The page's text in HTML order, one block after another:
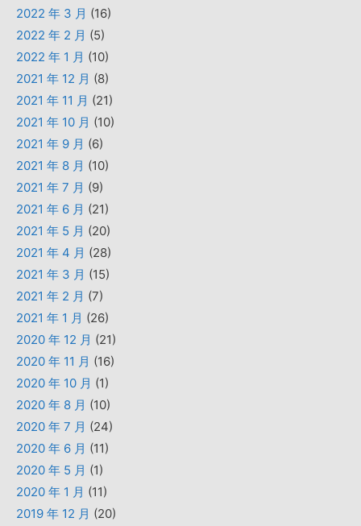
2022 年 3 月 (16)
2022 年 2 月 (5)
2022 年 1 月 (10)
2021 年 12 月 (8)
2021 年 11 月 (21)
2021 年 10 月 (10)
2021 年 9 月 (6)
2021 年 8 月 (10)
2021 年 7 月 (9)
2021 年 6 月 (21)
2021 年 5 月 (20)
2021 年 4 月 (28)
2021 年 3 月 (15)
2021 年 2 月 (7)
2021 年 1 月 (26)
2020 年 12 月 (21)
2020 年 11 月 (16)
2020 年 10 月 (1)
2020 年 8 月 (10)
2020 年 7 月 (24)
2020 年 6 月 (11)
2020 年 5 月 (1)
2020 年 1 月 (11)
2019 年 12 月 (20)